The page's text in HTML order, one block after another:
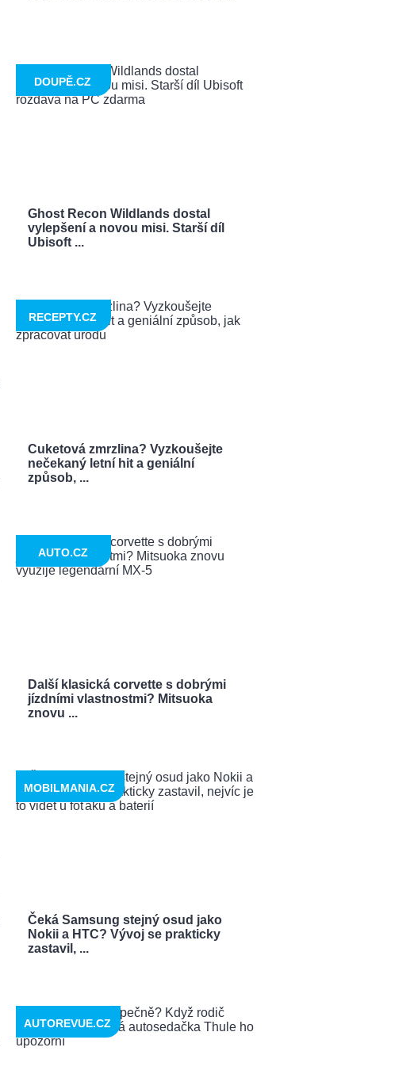
Ghost Recon Wildlands dostal
vylepšení a novou misi. Starší díl
Ubisoft ...
DOUPĚ.CZ
Cuketová zmrzlina? Vyzkoušejte
nečekaný letní hit a geniální
způsob, ...
RECEPTY.CZ
Další klasická corvette s dobrými
jízdními vlastnostmi? Mitsuoka
znovu ...
AUTO.CZ
Čeká Samsung stejný osud jako
Nokii a HTC? Vývoj se prakticky
zastavil, ...
MOBILMANIA.CZ
AUTOREVUE.CZ